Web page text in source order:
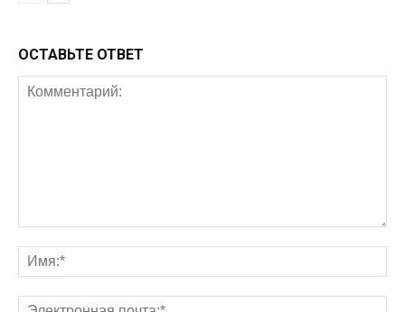
ОСТАВЬТЕ ОТВЕТ